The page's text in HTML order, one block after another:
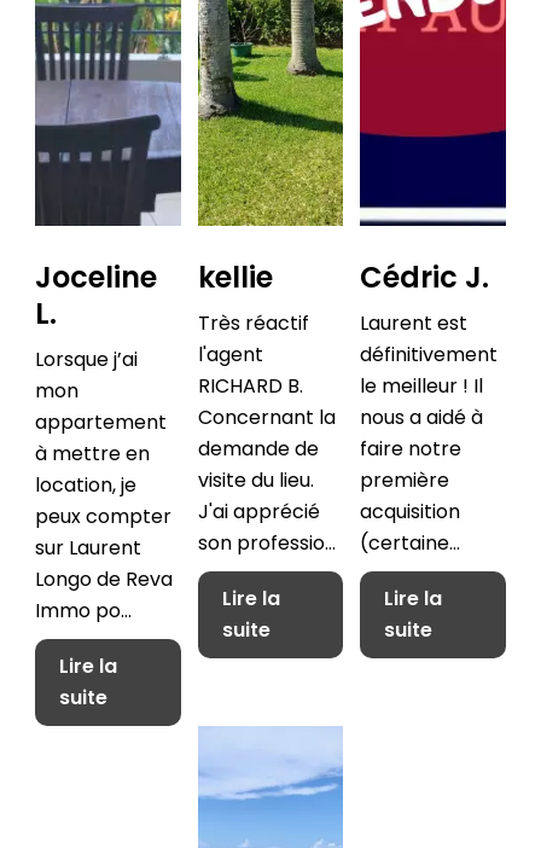
Joceline
L.
Lorsque j’ai
mon
appartement
à mettre en
location, je
peux compter
sur Laurent
Longo de Reva
Immo po...
Lire la
suite
kellie
Très réactif
l'agent
RICHARD B.
Concernant la
demande de
visite du lieu.
J'ai apprécié
son professio...
Lire la
suite
Cédric J.
Laurent est
définitivement
le meilleur ! Il
nous a aidé à
faire notre
première
acquisition
(certaine...
Lire la
suite